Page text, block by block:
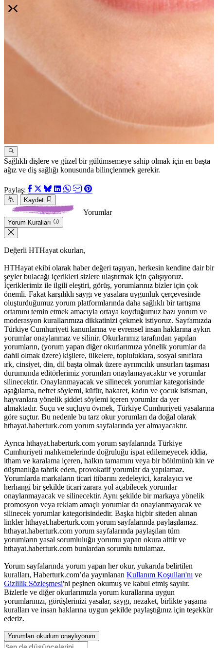
Sağlıklı dişlere ve güzel bir gülümsemeye sahip olmak için en başta
ağız ve diş sağlığı konusunda bilinçlenmek gerekir.
Paylaş:
Kaydet
Yorumlar
Yorum Kuralları
Değerli HTHayat okurları,
HTHayat ekibi olarak haber değeri taşıyan, herkesin kendine dair bir
şeyler bulacağı içerikleri sizlere ulaştırmak için çalışıyoruz.
İçeriklerimiz ile ilgili eleştiri, görüş, yorumlarınız bizler için çok
önemli. Fakat karşılıklı saygı ve yasalara uygunluk çerçevesinde
oluşturduğumuz yorum platformlarında daha sağlıklı bir tartışma
ortamını temin etmek amacıyla ortaya koyduğumuz bazı yorum ve
moderasyon kurallarımıza dikkatinizi çekmek istiyoruz. Sayfamızda
Türkiye Cumhuriyeti kanunlarına ve evrensel insan haklarına aykırı
yorumlar onaylanmaz ve silinir. Okurlarımız tarafından yapılan
yorumların, (yorum yapan diğer okurlarımıza yönelik yorumlar da
dahil olmak üzere) kişilere, ülkelere, topluluklara, sosyal sınıflara
ırk, cinsiyet, din, dil başta olmak üzere ayrımcılık unsurları taşıması
durumunda editörlerimiz yorumları onaylamayacaktır ve yorumlar
silinecektir. Onaylanmayacak ve silinecek yorumlar kategorisinde
aşağılama, nefret söylemi, küfür, hakaret, kadın ve çocuk istismarı,
hayvanlara yönelik şiddet söylemi içeren yorumlar da yer
almaktadır. Suçu ve suçluyu övmek, Türkiye Cumhuriyeti yasalarına
göre suçtur. Bu nedenle bu tarz okur yorumları da doğal olarak
hthayat.haberturk.com yorum sayfalarında yer almayacaktır.
Ayrıca hthayat.haberturk.com yorum sayfalarında Türkiye
Cumhuriyeti mahkemelerinde doğruluğu ispat edilemeyecek iddia,
itham ve karalama içeren, halkın tamamını veya bir bölümünü kin ve
düşmanlığa tahrik eden, provokatif yorumlar da yapılamaz.
Yorumlarda markaların ticari itibarını zedeleyici, karalayıcı ve
herhangi bir şekilde ticari zarara yol açabilecek yorumlar
onaylanmayacak ve silinecektir. Aynı şekilde bir markaya yönelik
promosyon veya reklam amaçlı yorumlar da onaylanmayacak ve
silinecek yorumlar kategorisindedir. Başka hiçbir siteden alınan
linkler hthayat.haberturk.com yorum sayfalarında paylaşılamaz.
hthayat.haberturk.com yorum sayfalarında paylaşılan tüm
yorumların yasal sorumluluğu yorumu yapan okura aittir ve
hthayat.haberturk.com bunlardan sorumlu tutulamaz.
Yorum sayfalarında yorum yapan her okur, yukarıda belirtilen
kuralları, Haberturk.com’da yayınlanan Kullanım Koşulları'nı ve
Gizlilik Sözleşmesi'ni peşinen okumuş ve kabul etmiş sayılır.
Bizlerle ve diğer okurlarımızla yorum kurallarına uygun
yorumlarınızı, görüşlerinizi yasalar, saygı, nezaket, birlikte yaşama
kuralları ve insan haklarına uygun şekilde paylaştığınız için teşekkür
ederiz.
Yorumları okudum onaylıyorum